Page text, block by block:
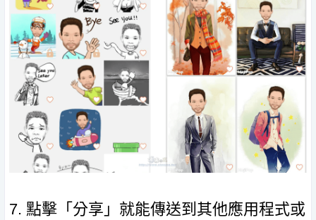
7. 點擊「分享」就能傳送到其他應用程式或